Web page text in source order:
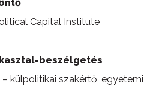
Capital Institute
beszélgetés
– külpolitikai szakértő, egyetemi